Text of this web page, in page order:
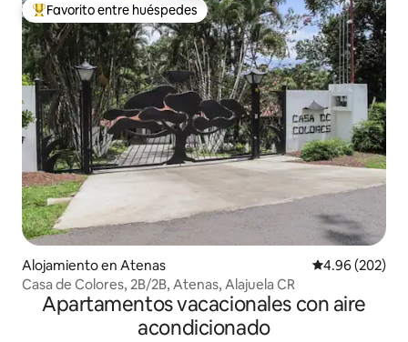
Favorito entre huéspedes preferido
Favorito entre huéspedes
Alojamiento en Atenas Calificación
4.96 (202)
Casa de Colores, 2B/2B, Atenas, Alajuela CR
Apartamentos vacacionales con aire
acondicionado